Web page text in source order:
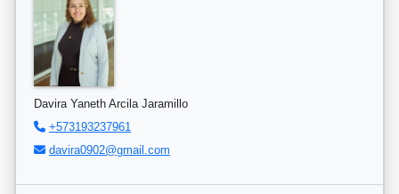
Davira Yaneth Arcila Jaramillo
+573193237961
davira0902@gmail.com